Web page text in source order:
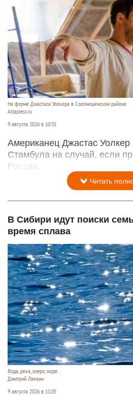
На ферме Джастаса Уолкера в Солонешенском районе.
Altapress.ru
9 августа 2026 в 10:35
Американец Джастас Уолкер
Стамбула на случай, если
России.
Читать
В Сибири идут поиски
время сплава
Вода, река, озеро, море.
Дмитрий Лямзин
9 августа 2026 в 11:05